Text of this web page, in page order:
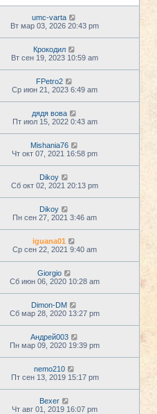
umc-varta
Вт мар 03, 2026 20:43 pm
Крокодил
Вт сен 19, 2023 10:59 am
FPetro2
Ср июн 21, 2023 6:49 am
дядя вова
Пт июл 15, 2022 0:43 am
Mishania76
Чт окт 07, 2021 16:58 pm
Dikoy
Сб окт 02, 2021 20:13 pm
Dikoy
Пн сен 27, 2021 3:46 am
iguana01
Ср сен 22, 2021 9:40 am
Giorgio
Сб июн 06, 2020 10:28 am
Dimon-DM
Сб мар 28, 2020 13:27 pm
Андрей003
Пн мар 09, 2020 19:39 pm
nemo210
Пт сен 13, 2019 15:17 pm
Bexer
Чт авг 01, 2019 16:07 pm